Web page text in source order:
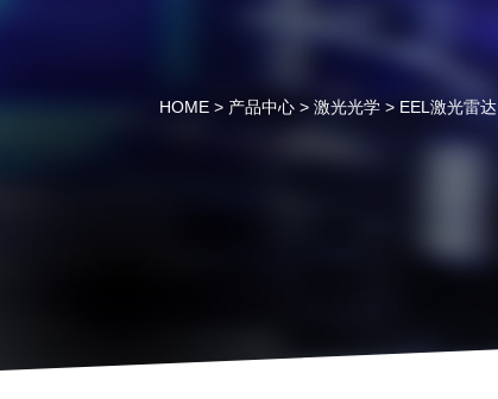
HOME > 产品中心 >激光光学 > EEL激光雷达